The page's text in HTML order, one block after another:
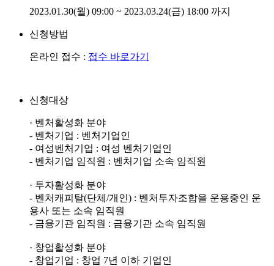
2023.01.30(월) 09:00 ~ 2023.03.24(금) 18:00 까지
신청방법
온라인 접수 : 접수 바로가기
신청대상
· 벤처활성화 분야
- 벤처기업 : 벤처기업인
- 여성벤처기업 : 여성 벤처기업인
- 벤처기업 임직원 : 벤처기업 소속 임직원
· 투자활성화 분야
- 벤처캐피탈(단체/개인) : 벤처투자조합을 운용중인 운
용사 또는 소속 임직원
- 금융기관 임직원 : 금융기관 소속 임직원
· 창업활성화 분야
- 창업기업 : 창업 7년 이하 기업인